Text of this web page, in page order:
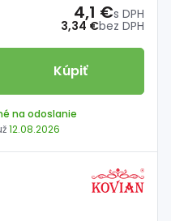
3,34 €bez DPH
4,1 €s DPH
Kúpiť
na odoslanie
12.08.2026